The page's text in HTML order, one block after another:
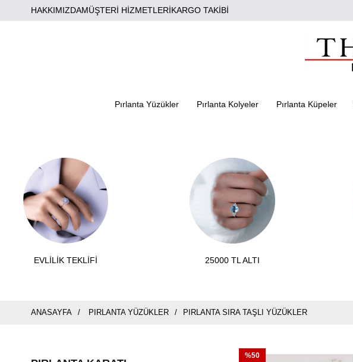
HAKKIMIZDAMÜŞTERİ HİZMETLERİKARGO TAKİBİ
Pırlanta Yüzükler Pırlanta Kolyeler Pırlanta Küpeler
EVLİLİK TEKLİFİ 25000 TL ALTI
ANASAYFA PIRLANTA YÜZÜKLER PIRLANTA SIRA TAŞLI YÜZÜKLER
%50